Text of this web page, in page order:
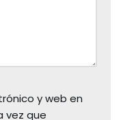
y web en
vez que